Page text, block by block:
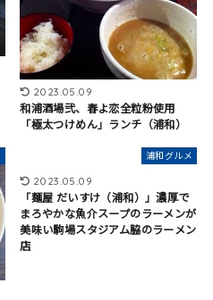
2023.05.09
和浦酒場弐、春よ恋全粒粉使用
「極太つけめん」ランチ（浦和）
浦和グルメ
2023.05.09
「麺屋 だいすけ（浦和）」濃厚で
まろやかな魚介スープのラーメンが
美味い駒場スタジアム脇のラーメン
店